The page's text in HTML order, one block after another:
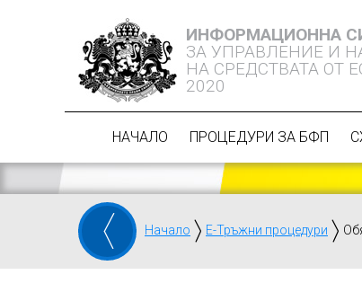
ИНФОРМАЦИОННА
ЗА УПРАВЛЕНИЕ И
НА СРЕДСТВАТА ОТ
2020
НАЧАЛО ПРОЦЕДУРИ ЗА БФП
Начало Е-Тръжни процедури